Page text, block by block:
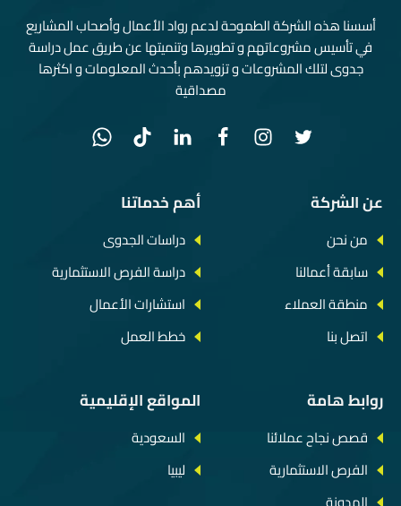
أسسنا هذه الشركة الطموحة لدعم رواد الأعمال وأصحاب المشاريع
في تأسيس مشروعاتهم و تطويرها وتنميتها عن طريق عمل دراسة
جدوى لتلك المشروعات و تزويدهم بأحدث المعلومات و اكثرها
مصداقية
عن الشركة
من نحن
سابقة أعمالنا
منطقة العملاء
اتصل بنا
أهم خدماتنا
دراسات الجدوى
دراسة الفرص الاستثمارية
استشارات الأعمال
خطط العمل
روابط هامة
قصص نجاح عملائنا
الفرص الاستثمارية
المواقع الإقليمية
السعودية
ليبيا